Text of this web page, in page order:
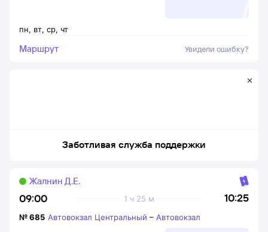
пн, вт, ср, чт
Маршрут Увидели ошибку?
Заботливая служба поддержки
09:00 10:25
1 ч 25 м
Жалнин Д.Е.
№685 Автовокзал Центральный – Автовокзал